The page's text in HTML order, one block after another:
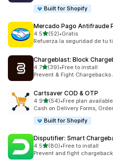
Built for Shopify
Mercado Pago Antifraude
4.5滿分 5 顆星
(52)
共有 52 則評價
•Gratis
Refuerza la seguridad de tu
Chargeblast: Block
4.7滿分 5 顆星
(39)
共有 39 則評價
•Free to install
Prevent & Fight
Cartsaver COD & OTP
4.9滿分 5 顆星
(54)
共有 54 則評價
•Free plan available
Cash on Delivery Forms,
Built for Shopify
Disputifier: Smart
4.5滿分 5 顆星
(80)
共有 80 則評價
•Free to install
Prevent and fight